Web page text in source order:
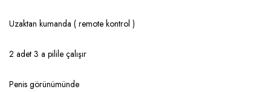
Uzaktan kumanda ( remote kontrol )
2 adet 3 a pilile çalışır
Penis görünümünde